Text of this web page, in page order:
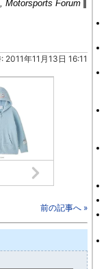
Motorsports Forum
: 2011年11月13日 16:11
前の記事へ »